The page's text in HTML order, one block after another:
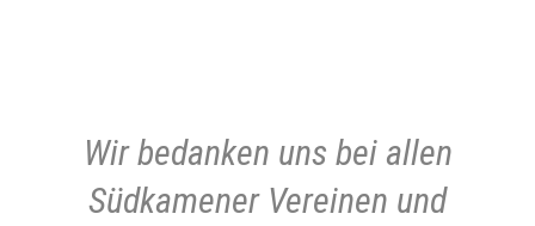
Wir bedanken uns bei allen
Südkamener Vereinen und